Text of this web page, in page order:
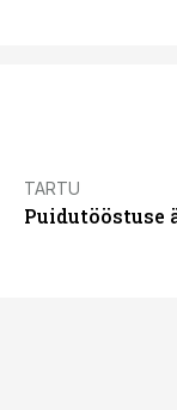
TARTU
Puidutööstuse